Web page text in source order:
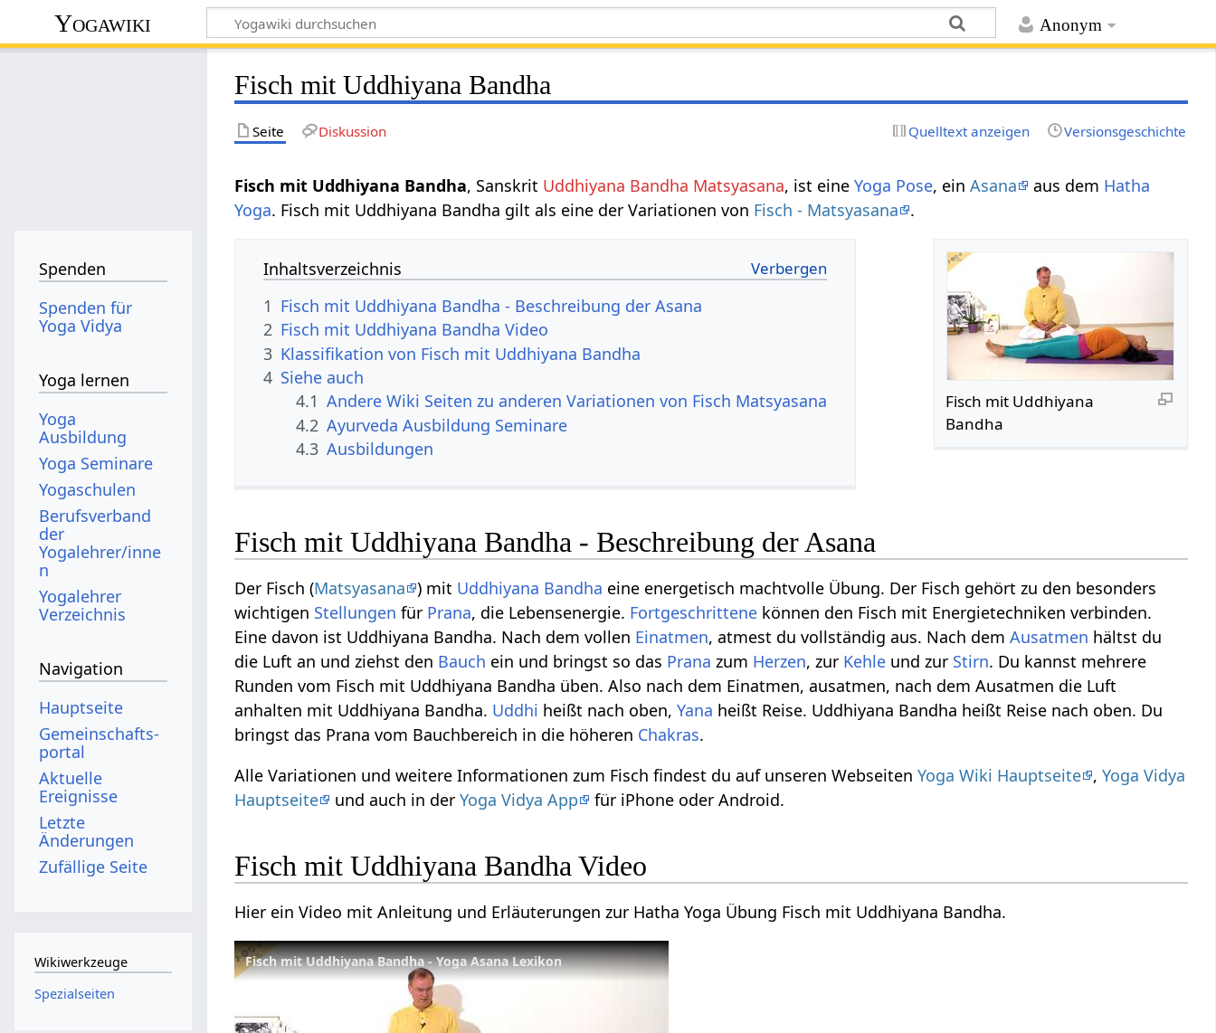
Anonym
Yogawiki
Fisch mit Uddhiyana Bandha
Seite Diskussion Quelltext anzeigen Versionsgeschichte
Fisch mit Uddhiyana Bandha, Sanskrit Uddhiyana Bandha Matsyasana, ist eineYoga Pose, einAsana aus dem Hatha
Yoga. Fisch mit Uddhiyana Bandha gilt als eine der Variationen von Fisch - Matsyasana .
Fisch mit Uddhiyana
Bandha
Inhaltsverzeichnis
1 Fisch mit Uddhiyana Bandha - Beschreibung der Asana
2 Fisch mit Uddhiyana Bandha Video
3 Klassifikation von Fisch mit Uddhiyana Bandha
4 Siehe auch
4.1 Andere Wiki Seiten zu anderen Variationen von Fisch Matsyasana
4.2 Ayurveda Ausbildung Seminare
4.3 Ausbildungen
Fisch mit Uddhiyana Bandha - Beschreibung der Asana
Der Fisch (Matsyasana ) mit Uddhiyana Bandha eine energetisch machtvolle Übung. Der Fisch gehört zu den besonders
wichtigen Stellungen für Prana, die Lebensenergie. Fortgeschrittene können den Fisch mit Energietechniken verbinden.
Eine davon ist Uddhiyana Bandha. Nach dem vollen Einatmen, atmest du vollständig aus. Nach demAusatmen hältst du
die Luft an und ziehst den Bauch ein und bringst so das Prana zum Herzen, zur Kehle und zur Stirn. Du kannst mehrere
Runden vom Fisch mit Uddhiyana Bandha üben. Also nach dem Einatmen, ausatmen, nach dem Ausatmen die Luft
anhalten mit Uddhiyana Bandha. Uddhi heißt nach oben,Yana heißt Reise. Uddhiyana Bandha heißt Reise nach oben. Du
bringst das Prana vom Bauchbereich in die höheren Chakras.
Alle Variationen und weitere Informationen zum Fisch findest du auf unseren WebseitenYoga Wiki Hauptseite ,Yoga Vidya
Hauptseite
und auch in derYoga Vidya App für iPhone oder Android.
Fisch mit Uddhiyana Bandha Video
Hier ein Video mit Anleitung und Erläuterungen zur Hatha Yoga Übung Fisch mit Uddhiyana Bandha.
Fisch mit Uddhiyana Bandha - Yoga Asana Lexikon
Spenden
Spenden für
Yoga Vidya
Yoga lernen
Yoga
Ausbildung
Yoga Seminare
Yogaschulen
Berufsverband
der
Yogalehrer/inne
n
Yogalehrer
Verzeichnis
Navigation
Hauptseite
Gemeinschafts­
portal
Aktuelle
Ereignisse
Letzte
Änderungen
Zufällige Seite
Wikiwerkzeuge
Spezialseiten